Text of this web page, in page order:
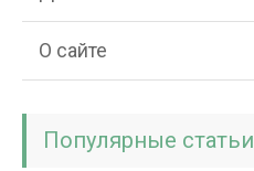
О сайте
Популярные статьи